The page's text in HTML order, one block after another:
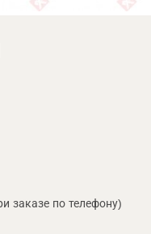
заказе по телефону)